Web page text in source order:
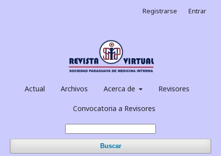
Actual Archivos Acerca de Revisores
Convocatoria a Revisores
Buscar
Registrarse Entrar